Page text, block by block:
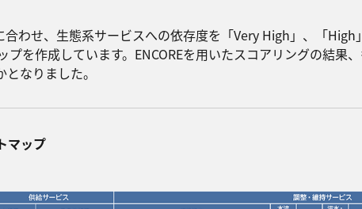
わせ、生態系サービスへの依存度を「Very High」、「
を作成しています。ENCOREを用いたスコアリングの結果
なりました。
マップ